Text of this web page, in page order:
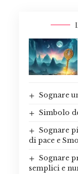
Sognare
Simbolo
Sognare
di pace e
Sognare
semplici e